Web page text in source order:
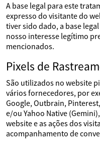
A base legal para este
expresso do visitante do
tiver sido dado, a base
nosso interesse legítimo
mencionados.
Pixels de
São utilizados no website
vários fornecedores, por
Google, Outbrain,
e/ou Yahoo Native
website e as ações dos
acompanhamento de